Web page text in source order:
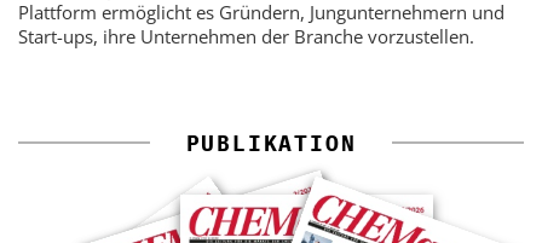
Plattform ermöglicht es Gründern, Jungunternehmern und
Start-ups, ihre Unternehmen der Branche vorzustellen.
PUBLIKATION